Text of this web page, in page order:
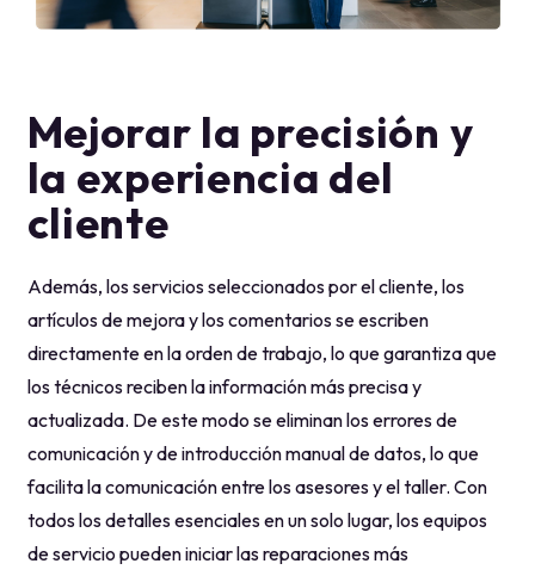
Mejorar la precisión y
la experiencia del
cliente
Además, los servicios seleccionados por el cliente, los
artículos de mejora y los comentarios se escriben
directamente en la orden de trabajo, lo que garantiza que
los técnicos reciben la información más precisa y
actualizada. De este modo se eliminan los errores de
comunicación y de introducción manual de datos, lo que
facilita la comunicación entre los asesores y el taller. Con
todos los detalles esenciales en un solo lugar, los equipos
de servicio pueden iniciar las reparaciones más